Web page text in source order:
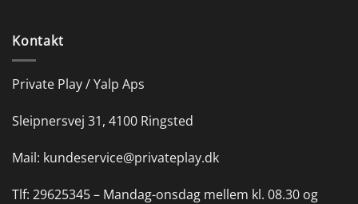
Kontakt
Private Play / Yalp Aps
Sleipnersvej 31, 4100 Ringsted
Mail: kundeservice@privateplay.dk
Tlf: 29625345 – Mandag-onsdag mellem kl. 08.30 og